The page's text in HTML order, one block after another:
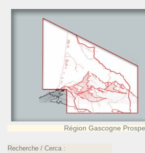
Région Gascogne
Recherche / Cerca :